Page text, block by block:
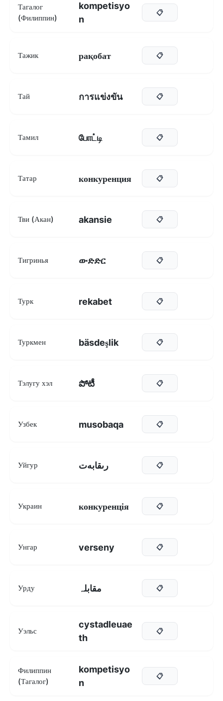
Тагалог
(Филиппин)
kompetisyo
n
📋
Тажик рақобат 📋
Тай การแข่งขัน 📋
Тамил போட்டி 📋
Татар конкуренция 📋
Тви (Акан) akansie 📋
Тигринья ውድድር 📋
Турк rekabet 📋
Туркмен bäsdeşlik 📋
Тэлугу хэл పోటీ 📋
Узбек musobaqa 📋
Уйгур رىقابەت 📋
Украин конкуренція 📋
Унгар verseny 📋
Урду مقابلہ 📋
Уэльс
cystadleuae
th
📋
Филиппин
(Тагалог)
kompetisyo
n
📋